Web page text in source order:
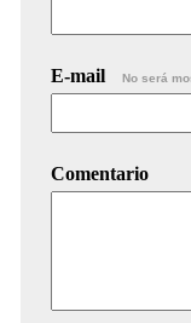
E-mail No será
Comentario